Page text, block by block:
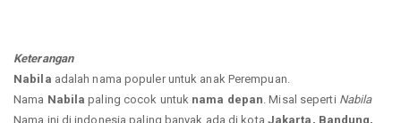
Keterangan
Nabila adalah nama populer untuk anak Perempuan.
Nama Nabila paling cocok untuk nama depan . Misal seperti Nabila
Nama ini di indonesia paling banyak ada di kota Jakarta, Bandung,